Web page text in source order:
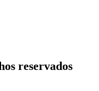
reservados